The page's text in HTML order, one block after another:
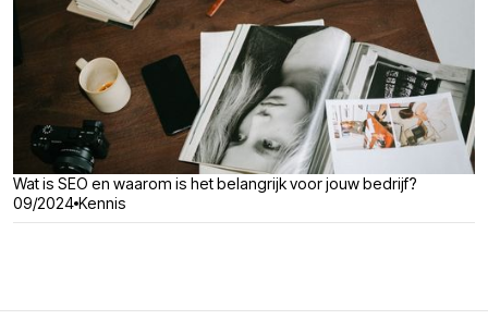
Wat is SEO en waarom is het belangrijk voor jouw bedrijf?
09/2024 Kennis